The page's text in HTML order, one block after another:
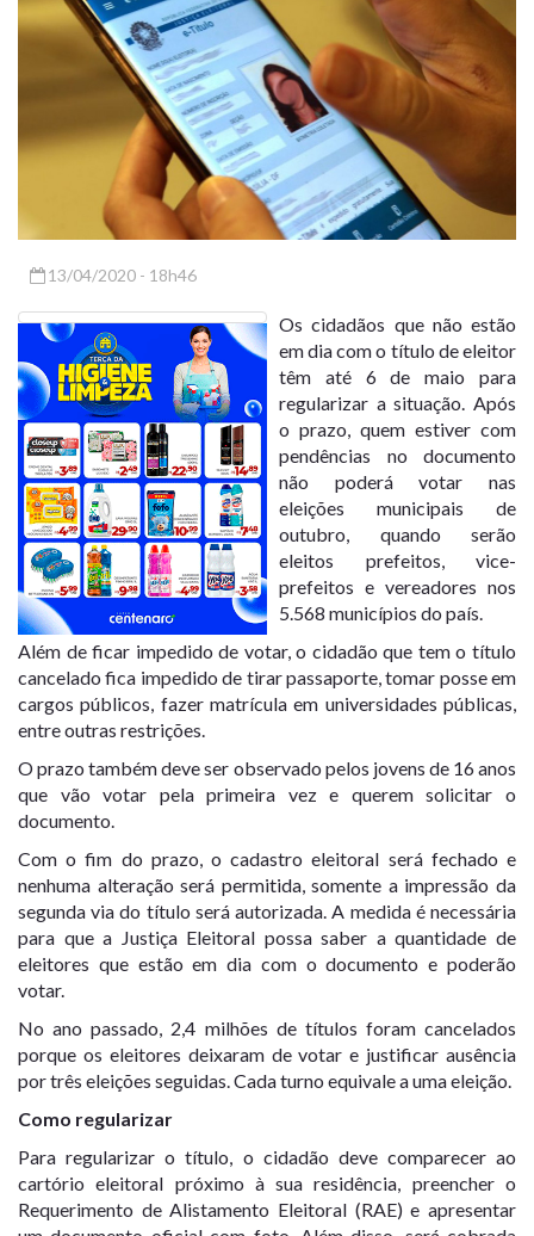
13/04/2020 - 18h46
Os cidadãos que não estão
em dia com o título de eleitor
têm até 6 de maio para
regularizar a situação. Após
o prazo, quem estiver com
pendências no documento
não poderá votar nas
eleições municipais de
outubro, quando serão
eleitos prefeitos, vice-
prefeitos e vereadores nos
5.568 municípios do país.
Além de ficar impedido de votar, o cidadão que tem o título
cancelado fica impedido de tirar passaporte, tomar posse em
cargos públicos, fazer matrícula em universidades públicas,
entre outras restrições.
O prazo também deve ser observado pelos jovens de 16 anos
que vão votar pela primeira vez e querem solicitar o
documento.
Com o fim do prazo, o cadastro eleitoral será fechado e
nenhuma alteração será permitida, somente a impressão da
segunda via do título será autorizada. A medida é necessária
para que a Justiça Eleitoral possa saber a quantidade de
eleitores que estão em dia com o documento e poderão
votar.
No ano passado, 2,4 milhões de títulos foram cancelados
porque os eleitores deixaram de votar e justificar ausência
por três eleições seguidas. Cada turno equivale a uma eleição.
Como regularizar
Para regularizar o título, o cidadão deve comparecer ao
cartório eleitoral próximo à sua residência, preencher o
Requerimento de Alistamento Eleitoral (RAE) e apresentar